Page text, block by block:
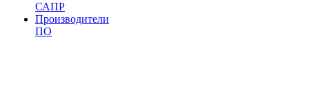
САПР
Производители
ПО